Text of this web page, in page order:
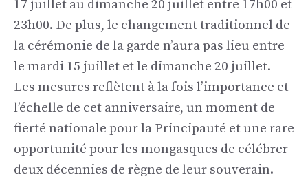
17 juillet au dimanche 20 juillet entre 17h00 et
23h00. De plus, le changement traditionnel de
la cérémonie de la garde n’aura pas lieu entre
le mardi 15 juillet et le dimanche 20 juillet.
Les mesures reflètent à la fois l’importance et
l’échelle de cet anniversaire, un moment de
fierté nationale pour la Principauté et une rare
opportunité pour les mongasques de célébrer
deux décennies de règne de leur souverain.